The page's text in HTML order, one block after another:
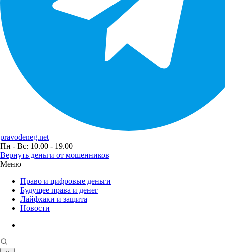
pravodeneg.net
Пн - Вс: 10.00 - 19.00
Вернуть деньги от мошенников
Меню
Право и цифровые деньги
Будущее права и денег
Лайфхаки и защита
Новости